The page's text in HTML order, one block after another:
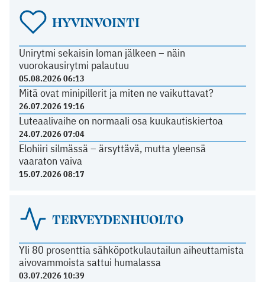
HYVINVOINTI
Unirytmi sekaisin loman jälkeen – näin
vuorokausirytmi palautuu
05.08.2026 06:13
Mitä ovat minipillerit ja miten ne vaikuttavat?
26.07.2026 19:16
Luteaalivaihe on normaali osa kuukautiskiertoa
24.07.2026 07:04
Elohiiri silmässä – ärsyttävä, mutta yleensä
vaaraton vaiva
15.07.2026 08:17
TERVEYDENHUOLTO
Yli 80 prosenttia sähköpotkulautailun aiheuttamista
aivovammoista sattui humalassa
03.07.2026 10:39